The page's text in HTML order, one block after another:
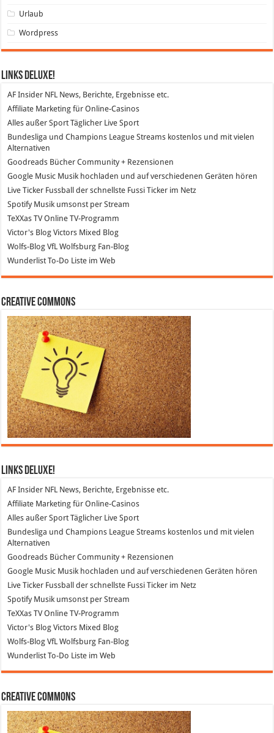
Urlaub
Wordpress
Links DeLuXe!
AF Insider NFL News, Berichte, Ergebnisse etc.
Affiliate Marketing für Online-Casinos
Alles außer Sport Täglicher Live Sport
Bundesliga und Champions League Streams kostenlos und mit vielen
Alternativen
Goodreads Bücher Community + Rezensionen
Google Music Musik hochladen und auf verschiedenen Geräten hören
Live Ticker Fussball der schnellste Fussi Ticker im Netz
SpotifyMusik umsonst per Stream
TeXXas TVOnline TV-Programm
Victor's Blog Victors Mixed Blog
Wolfs-Blog VfL Wolfsburg Fan-Blog
Wunderlist To-Do Liste im Web
Creative Commons
Links DeLuXe!
AF Insider NFL News, Berichte, Ergebnisse etc.
Affiliate Marketing für Online-Casinos
Alles außer SportTäglicher Live Sport
Bundesliga und Champions League Streams kostenlos und mit vielen
Alternativen
Goodreads Bücher Community + Rezensionen
Google Music Musik hochladen und auf verschiedenen Geräten hören
Live Ticker Fussball
der schnellste Fussi Ticker im Netz
SpotifyMusik umsonst per Stream
TeXXas TVOnline TV-Programm
Victor's Blog Victors Mixed Blog
Wolfs-Blog VfL Wolfsburg Fan-Blog
WunderlistTo-Do Liste im Web
Creative Commons